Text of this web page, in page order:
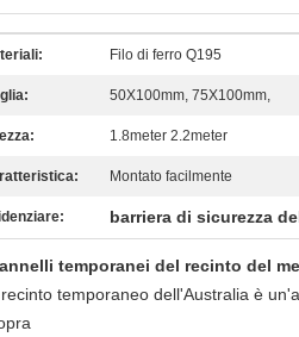
Filo di ferro Q195
50X100mm, 75X100mm,
1.8meter 2.2meter
Montato facilmente
barriera di sicurezza
temporanei del recinto del
temporaneo dell'Australia è